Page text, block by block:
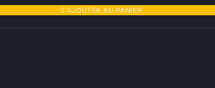
 AJOUTER AU PANIER